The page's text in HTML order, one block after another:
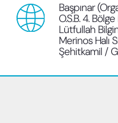
Başpınar
O.S.B. 4. Bölge
Lütfullah
Merinos Halı
Şehitkamil /